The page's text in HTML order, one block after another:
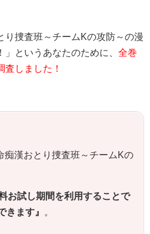
り捜査班～チームKの攻防～の漫
というあなたのために、 全巻
しました！
痴漢おとり捜査班～チームKの
お試し期間を利用することで
きます』